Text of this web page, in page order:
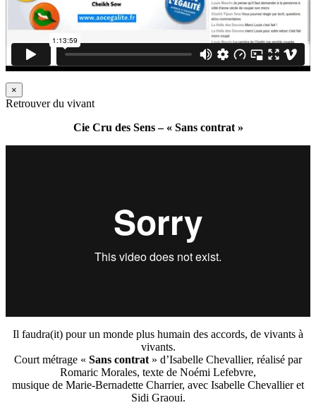
×
Retrouver du vivant
Cie Cru des Sens – « Sans contrat »
Il faudra(it) pour un monde plus humain des accords, de vivants à
vivants.
Court métrage « Sans contrat » d’Isabelle Chevallier, réalisé par
Romaric Morales, texte de Noémi Lefebvre,
musique de Marie-Bernadette Charrier, avec Isabelle Chevallier et
Sidi Graoui.